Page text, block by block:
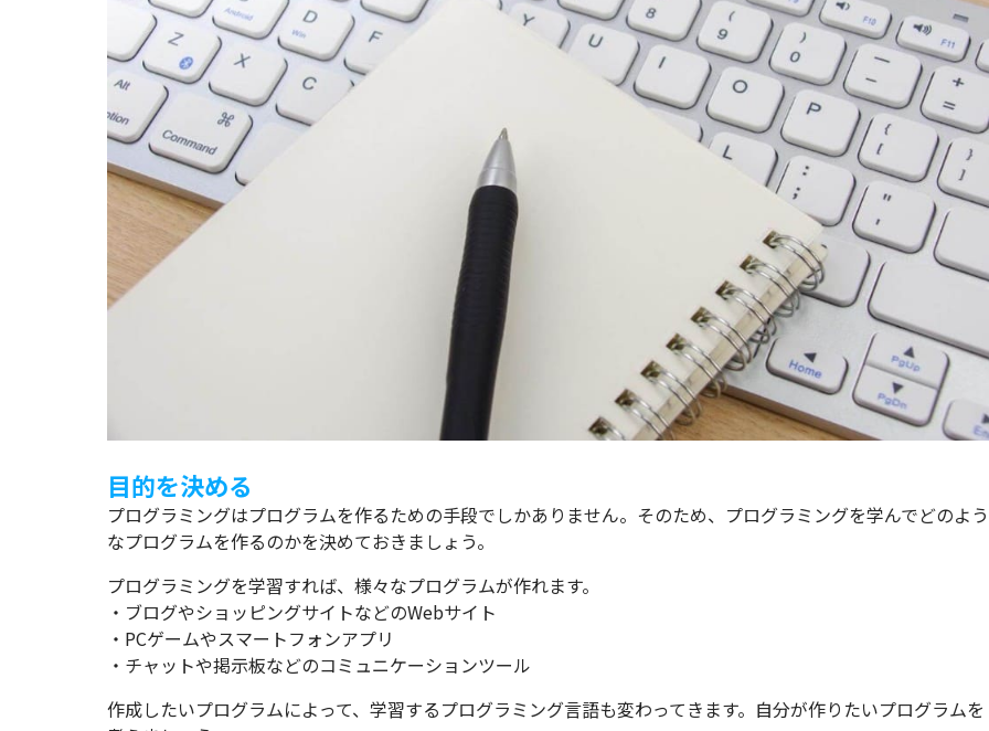
目的を決める
プログラミングはプログラムを作るための手段でしかありません。そのため、プログラミングを学んでどのよう
なプログラムを作るのかを決めておきましょう。
プログラミングを学習すれば、様々なプログラムが作れます。
・ブログやショッピングサイトなどのWebサイト
・PCゲームやスマートフォンアプリ
・チャットや掲示板などのコミュニケーションツール
作成したいプログラムによって、学習するプログラミング言語も変わってきます。自分が作りたいプログラムを